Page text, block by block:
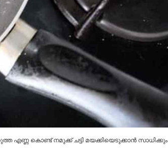
കൊണ്ട് നമുക്ക് ചട്ടി മയക്കിയെടുക്കാൻ സാധിക്കും